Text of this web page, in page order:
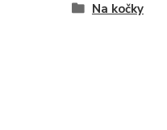
Na kočky